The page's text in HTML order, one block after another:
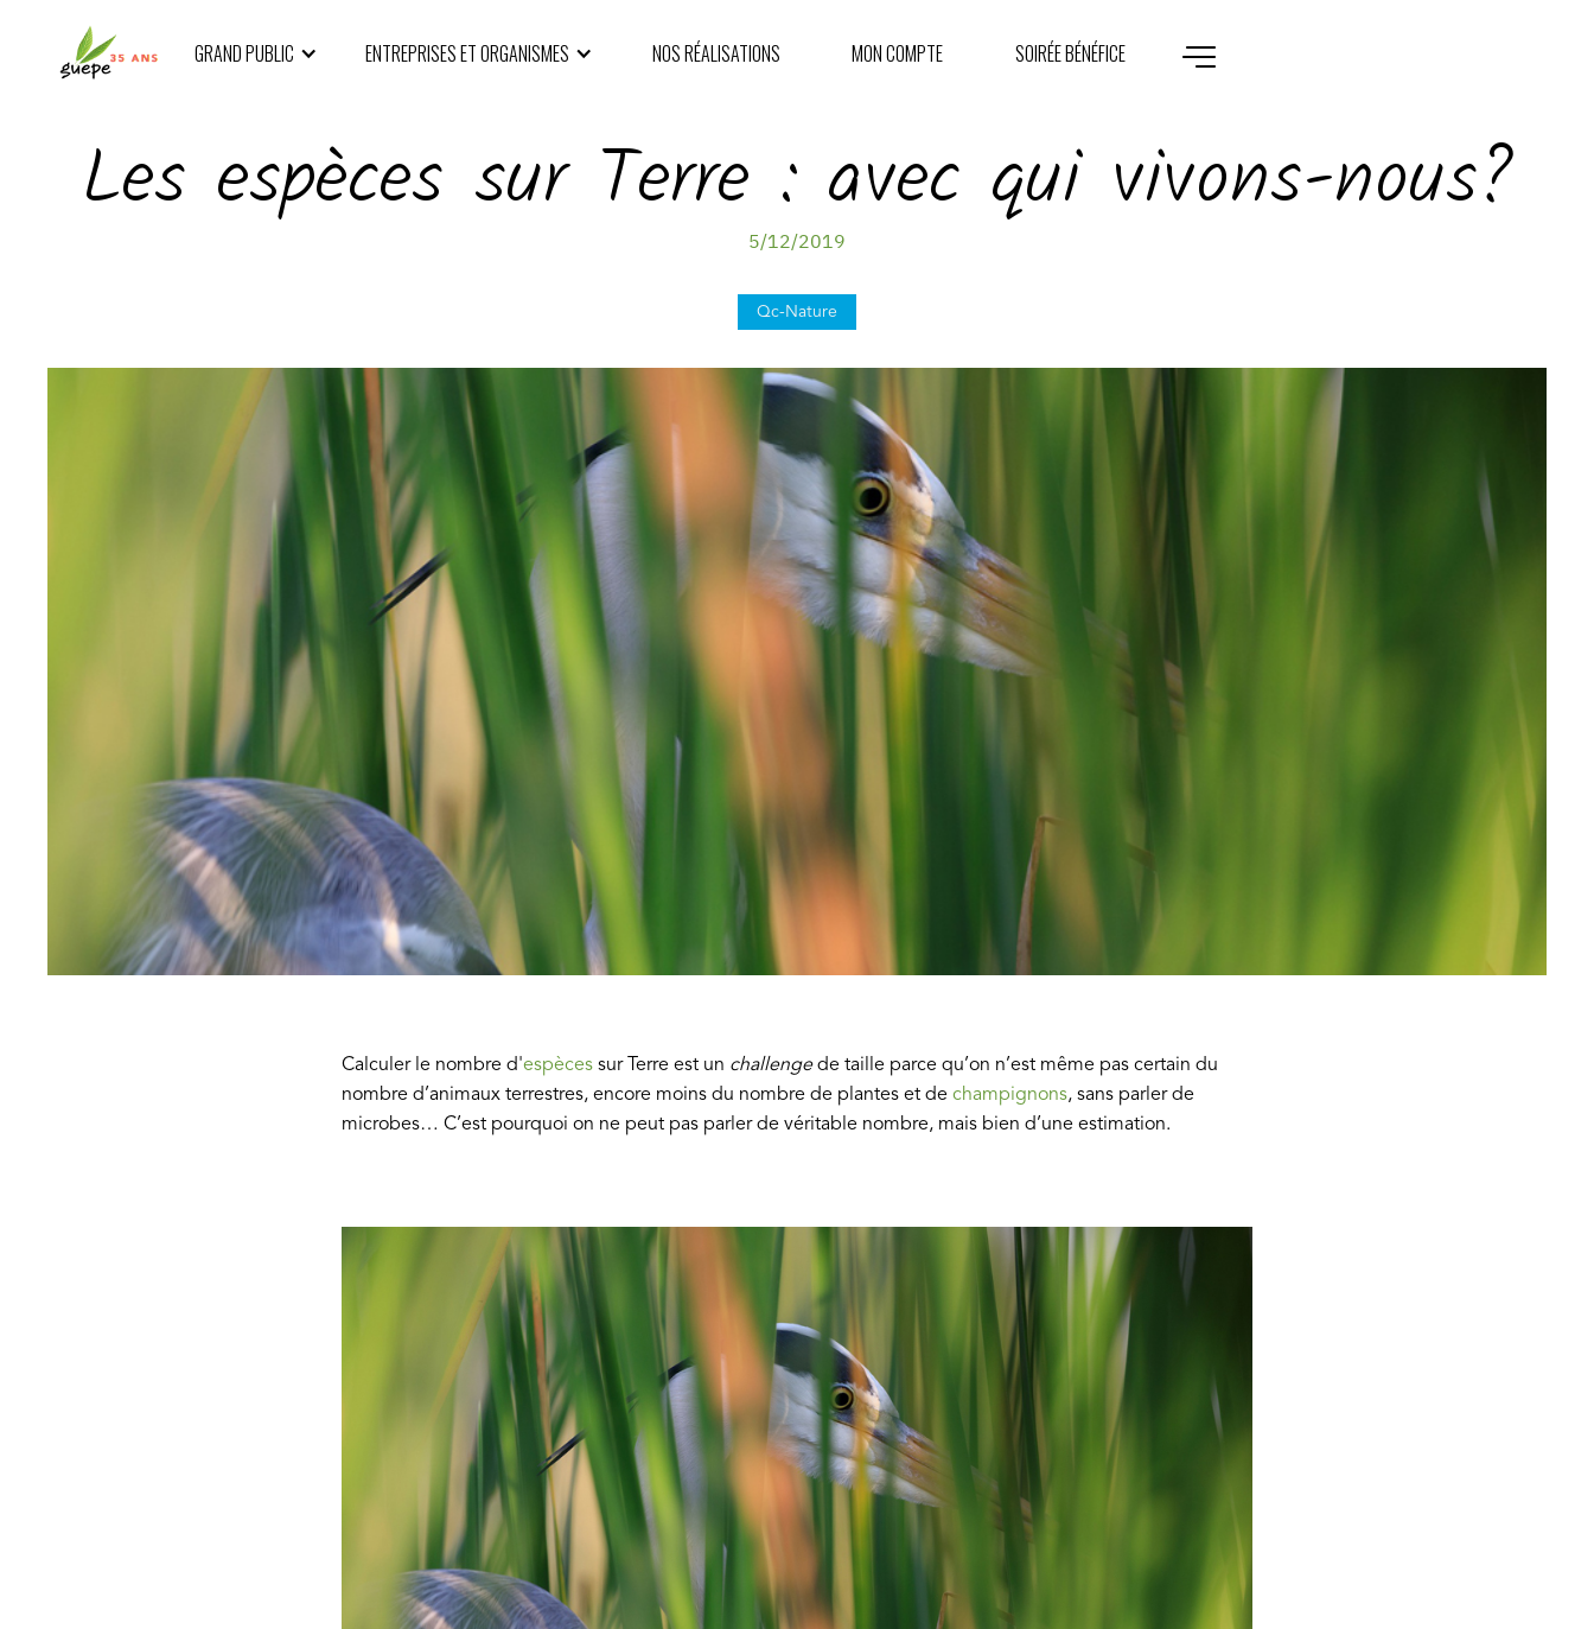
GRAND PUBLIC ENTREPRISES ET ORGANISMES NOS RÉALISATIONS MON COMPTE SOIRÉE BÉNÉFICE
Les espèces sur Terre : avec qui vivons-nous?
5/12/2019
Qc-Nature
Calculer le nombre d'espèces sur Terre est un challengede taille parce qu’on n’est même pas certain du
nombre d’animaux terrestres, encore moins du nombre de plantes et de champignons, sans parler de
microbes… C’est pourquoi on ne peut pas parler de véritable nombre, mais bien d’une estimation.